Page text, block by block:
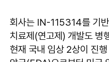
회사는 IN-115314를 기
치료제(연고제) 개발도 병
현재 국내 임상 2상이 진